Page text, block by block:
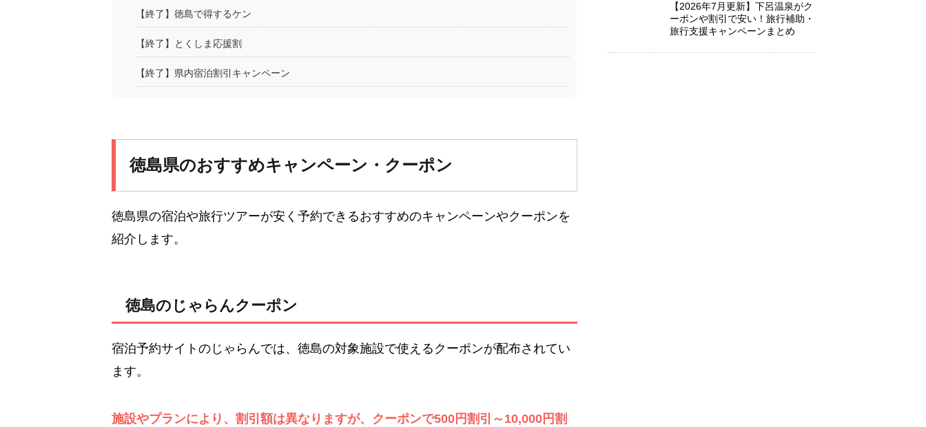
【終了】徳島で得するケン
【終了】とくしま応援割
【終了】県内宿泊割引キャンペーン
徳島県のおすすめキャンペーン・クーポン
徳島県の宿泊や旅行ツアーが安く予約できるおすすめのキャンペーンやクーポンを
紹介します。
徳島のじゃらんクーポン
宿泊予約サイトのじゃらんでは、徳島の対象施設で使えるクーポンが配布されてい
ます。
施設やプランにより、割引額は異なりますが、クーポンで500円割引～10,000円割
【2026年7月更新】下呂温泉がク
ーポンや割引で安い！旅行補助・
旅行支援キャンペーンまとめ